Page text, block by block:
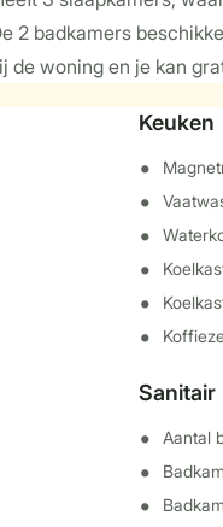
2 badkamers
de woning en je kan
Keuken
Sanitair
Aantal